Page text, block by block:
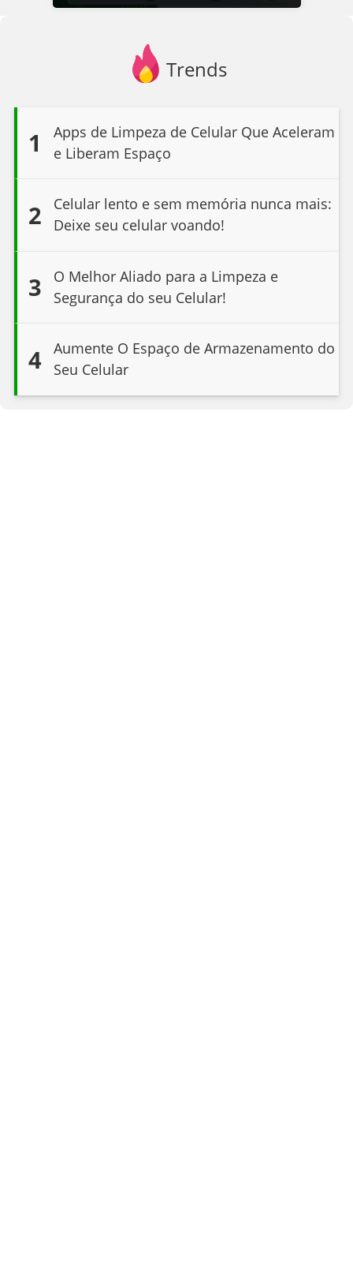
Trends
1
Apps de Limpeza de Celular Que Aceleram
e Liberam Espaço
2
Celular lento e sem memória nunca mais:
Deixe seu celular voando!
3
O Melhor Aliado para a Limpeza e
Segurança do seu Celular!
4
Aumente O Espaço de Armazenamento do
Seu Celular